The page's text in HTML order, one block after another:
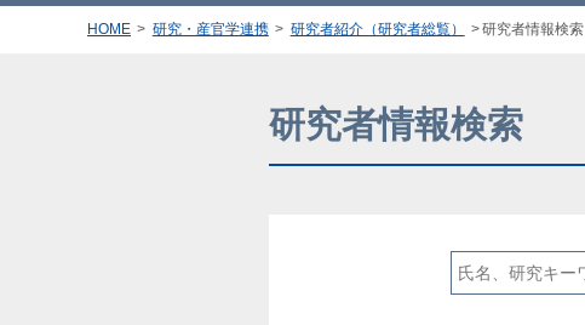
HOME 研究・産官学連携 研究者紹介（研究者総覧） 研究者情報検索
研究者情報検索